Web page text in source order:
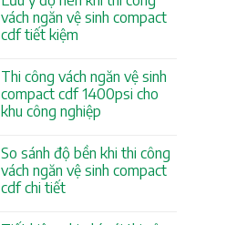
vách ngăn vệ sinh compact
cdf tiết kiệm
Thi công vách ngăn vệ sinh
compact cdf 1400psi cho
khu công nghiệp
So sánh độ bền khi thi công
vách ngăn vệ sinh compact
cdf chi tiết